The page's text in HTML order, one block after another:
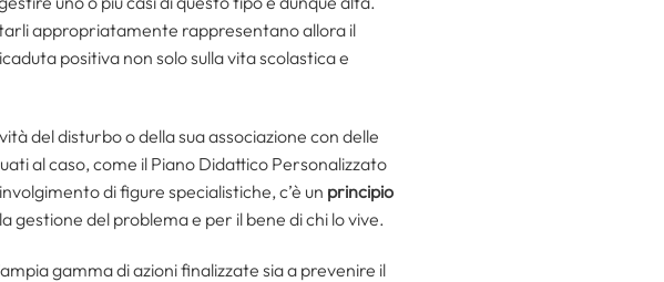
appropriatamente rappresentano allora il
positiva non solo sulla vita scolastica e
del disturbo o della sua associazione con delle
al caso, come il Piano Didattico Personalizzato
di figure specialistiche, c’è un principio
gestione del problema e per il bene di chi lo vive.
gamma di azioni finalizzate sia a prevenire il